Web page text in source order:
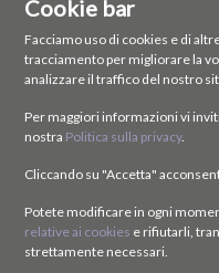
Tel.
E.
Cookie bar
Facciamo uso di cookies e di
tracciamento per migliorare la
analizzare il traffico del nostro
Per maggiori informazioni vi
nostra Politica sulla privacy.
Cliccando su "Accetta"
Potete modificare in ogni
relative ai cookies e rifiutarli,
strettamente necessari.